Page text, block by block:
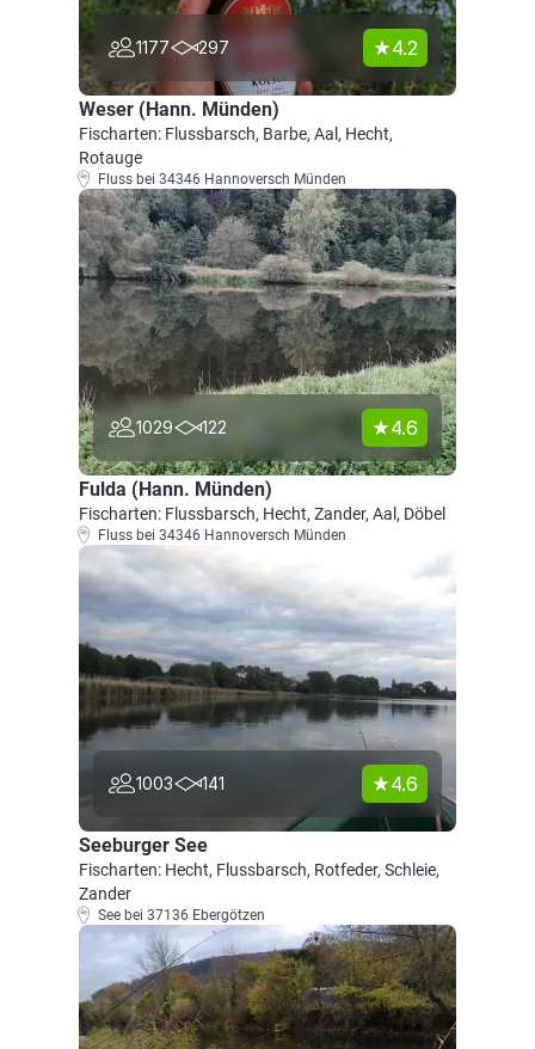
1177 297 4.2
Weser (Hann. Münden)
Fischarten: Flussbarsch, Barbe, Aal, Hecht,
Rotauge
Fluss bei 34346 Hannoversch Münden
1029 122 4.6
Fulda (Hann. Münden)
Fischarten: Flussbarsch, Hecht, Zander, Aal, Döbel
Fluss bei 34346 Hannoversch Münden
1003 141 4.6
Seeburger See
Fischarten: Hecht, Flussbarsch, Rotfeder, Schleie,
Zander
See bei 37136 Ebergötzen